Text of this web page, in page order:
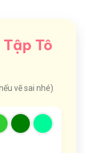
Tập Tô
vẽ sai nhé)